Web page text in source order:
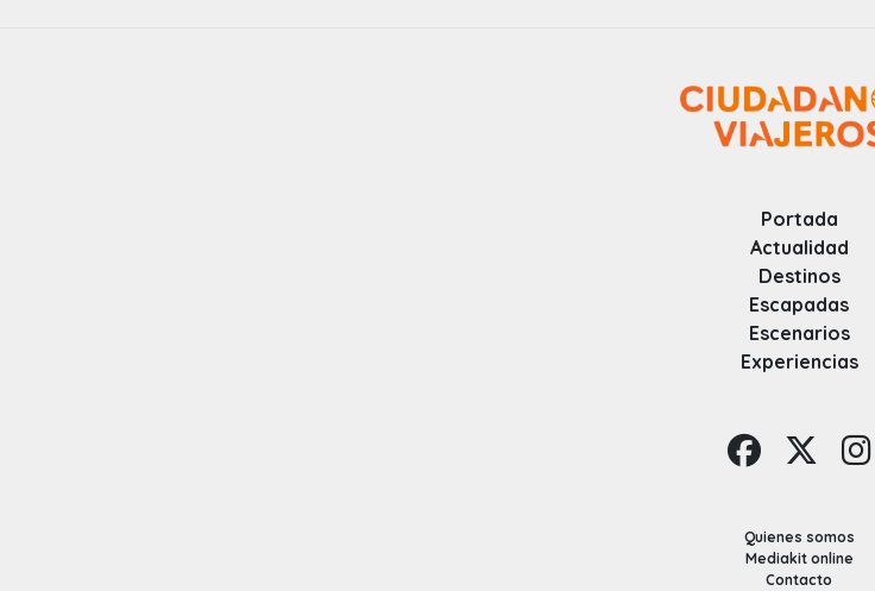
Portada
Actualidad
Destinos
Escapadas
Escenarios
Experiencias
Quienes somos
Mediakit online
Contacto